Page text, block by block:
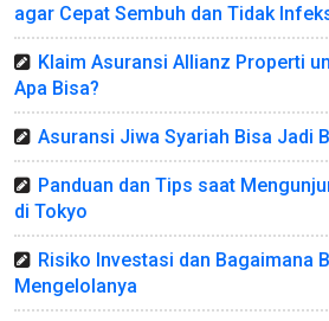
agar Cepat Sembuh dan Tidak
Klaim Asuransi Allianz Properti
Apa Bisa?
Asuransi Jiwa Syariah Bisa Jadi
Panduan dan Tips saat
di Tokyo
Risiko Investasi dan Bagaimana
Mengelolanya